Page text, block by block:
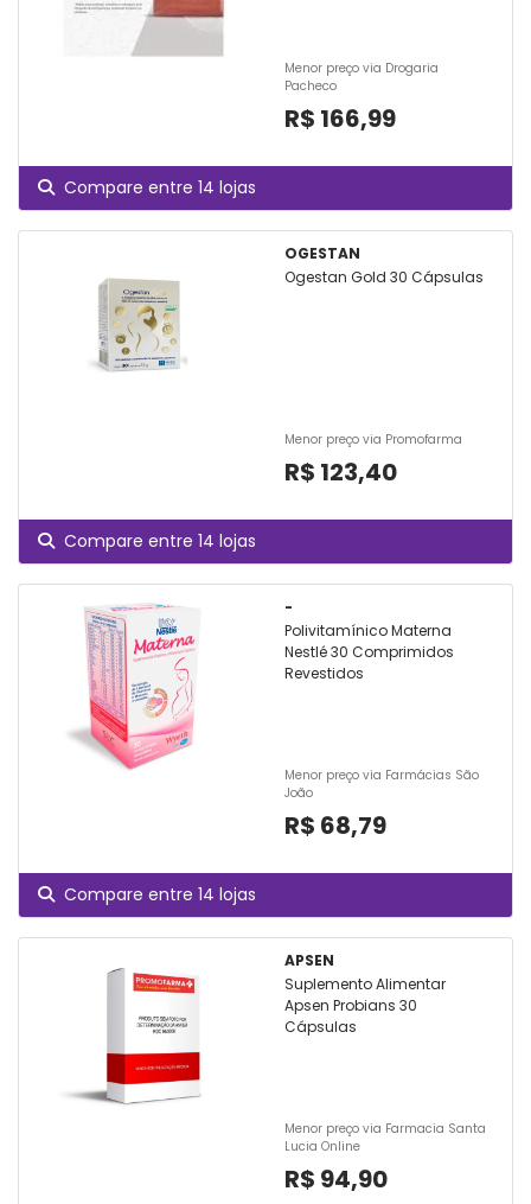
Menor preço via Drogaria
Pacheco
R$ 166,99
Compare entre 14 lojas
OGESTAN
Ogestan Gold 30 Cápsulas
Menor preço via Promofarma
R$ 123,40
Compare entre 14 lojas
-
Polivitamínico Materna
Nestlé 30 Comprimidos
Revestidos
Menor preço via Farmácias São
João
R$ 68,79
Compare entre 14 lojas
APSEN
Suplemento Alimentar
Apsen Probians 30
Cápsulas
Menor preço via Farmacia Santa
Lucia Online
R$ 94,90